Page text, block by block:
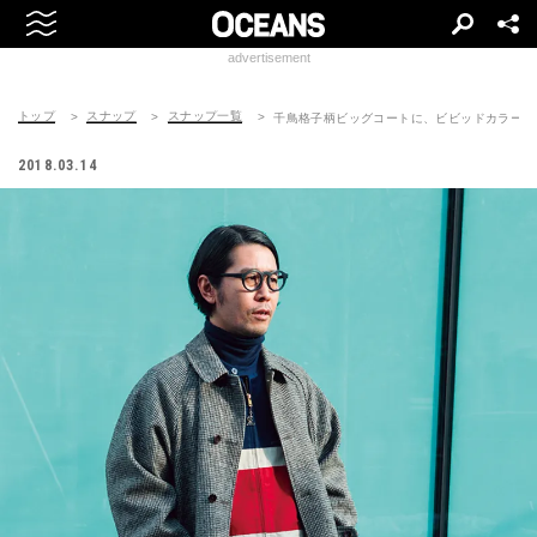
advertisement
トップ スナップ スナップ一覧 千鳥格子柄ビッグコートに、ビビッドカラー
2018.03.14